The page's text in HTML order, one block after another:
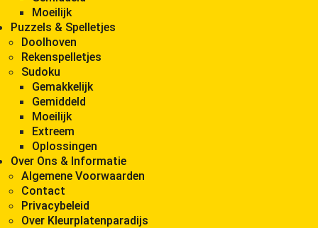
Moeilijk
Puzzels & Spelletjes
Doolhoven
Rekenspelletjes
Sudoku
Gemakkelijk
Gemiddeld
Moeilijk
Extreem
Oplossingen
Over Ons & Informatie
Algemene Voorwaarden
Contact
Privacybeleid
Over Kleurplatenparadijs